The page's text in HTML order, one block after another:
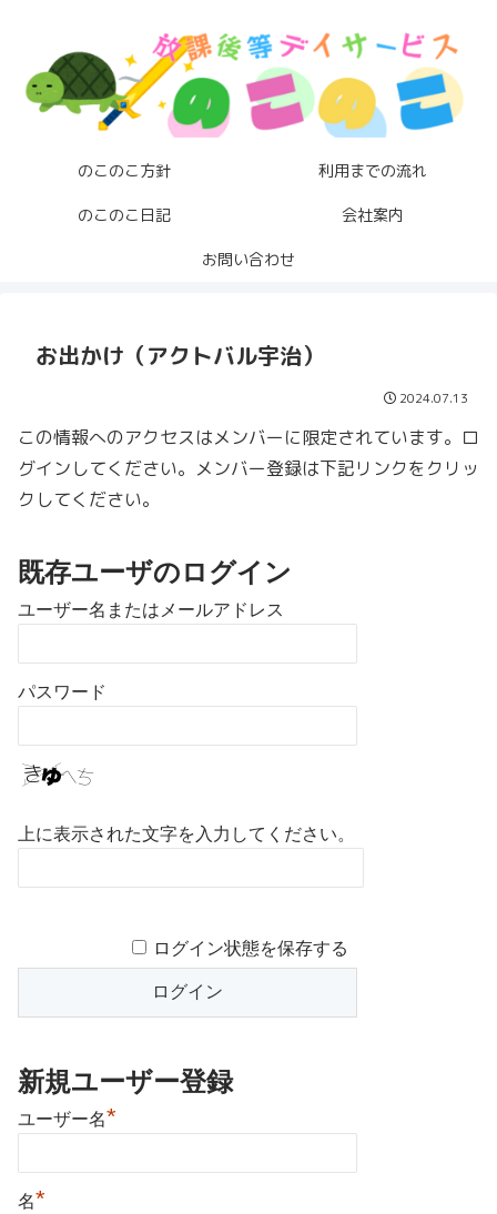
のこのこ方針 利用までの流れ
のこのこ日記 会社案内
お問い合わせ
お出かけ（アクトバル宇治）
2024.07.13
この情報へのアクセスはメンバーに限定されています。ロ
グインしてください。メンバー登録は下記リンクをクリッ
クしてください。
既存ユーザのログイン
ユーザー名またはメールアドレス
パスワード
上に表示された文字を入力してください。
ログイン状態を保存する
新規ユーザー登録
ユーザー名*
名*